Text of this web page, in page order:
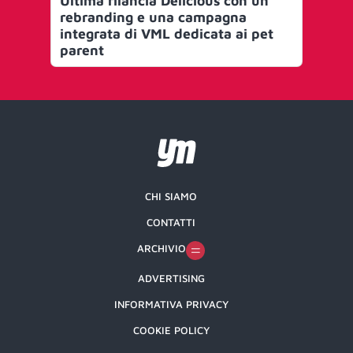
rebranding e una campagna
integrata di VML dedicata ai pet
parent
CHI SIAMO
CONTATTI
ARCHIVIO
ADVERTISING
INFORMATIVA PRIVACY
COOKIE POLICY